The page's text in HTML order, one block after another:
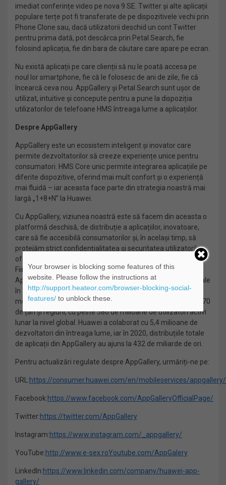
imediat conferințe video pe nova 9 SE. Twitter și alte aplicații
populare terțe pot fi transferate de pe dispozitivele vechi prin
Phone Clone sau, dacă utilizatorii deschid un cont Twitter
pentru prima dată, pot descărca prin Petal Search, fie
folosind aplicația, fie din bara de căutare care apare pe ecran.
Nu există aplicații pe care clienții să nu le poată accesa pe
noul lor smartphone, fie că le folosesc de ani de zile, fie că
încearcă ceva nou. AppGallery și Petal Search sunt ușor de
utilizat, intuitive și concepute pentru a pune la dispoziția
utilizatorilor de telefoane HMS întreaga lume a aplicațiilor.
Despre AppGallery
AppGallery este un ecosistem inteligent și inovator care
permite dezvoltatorilor să creeze experiențe unice pentru
consumatori. HMS Core unic permite integrarea aplicațiile pe
diferite dispozitive, oferind mai mult confort și o experiență
mai fluidă – iar aceasta face parte din strategia noastră mai
largă „1+8+N” la Huawei.
Cu AppGallery, viziunea noastră este să facem din aceasta o
platformă deschisă, de distribuție a aplicațiilor, inovatoare,
care să fie accesibilă consumatorilor și, în același timp, să
protejăm strict confidențialitatea și securitatea utilizatorilor,
oferindu-le în același timp o experiență unică și inteligentă.
Fiind una dintre primele trei piețe de aplicații la nivel global,
AppGallery oferă o mare varietate de aplicații globale și locale
în 18 categorii, inclusiv navigație și transport, știri, social
media și multe altele. AppGallery este disponibilă în peste 170
de țări și regiuni, cu peste 580 de milioane de utilizatori activi
lunar la nivel global. Huawei a colaborat cu 5,4 milioane de
dezvoltatori din întreaga lume, iar în 2020, distribuțiile totale
de aplicații din AppGallery au ajuns la 432 de miliarde de ori.
Pentru actualizări regulate despre AppGallery, urmăriți-ne pe:
URL:https://consumer.huawei.com/en/mobileservices/appgallery/
Facebook:https://www.facebook.com/AppGalleryOfficialPage/
Twitter:https://twitter.com/AppGallery
Instagram:https://www.instagram.com/_appgallery/
YouTube:http://www.e-sex.roYoutube.com/AppGalery
LinkedIn:https://www.linkedin.com/company/huawei-app-
gallery/
Your browser is blocking some features of this
website. Please follow the instructions at
http://support.heateor.com/browser-blocking-social-
features/to unblock these.